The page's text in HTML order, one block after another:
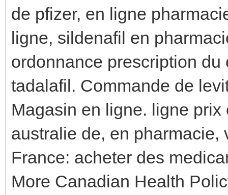
de pfizer, en ligne
ligne, sildenafil en
ordonnance prescription
tadalafil. Commande de
Magasin en ligne. ligne
australie de, en
France: acheter des
More Canadian Health